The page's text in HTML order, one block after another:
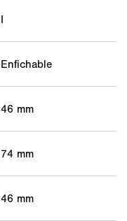
I
Enfichable
46 mm
74 mm
46 mm